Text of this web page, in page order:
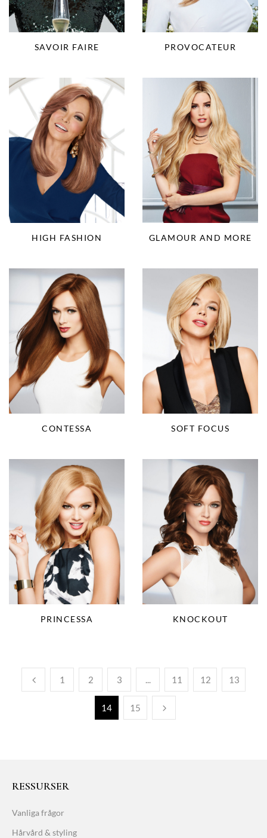
SAVOIR FAIRE PROVOCATEUR
HIGH FASHION GLAMOUR AND MORE
CONTESSA SOFT FOCUS
PRINCESSA KNOCKOUT
1 2 3 ... 11 12 13
14 15
RESSURSER
Vanliga frågor
Hårvård & styling